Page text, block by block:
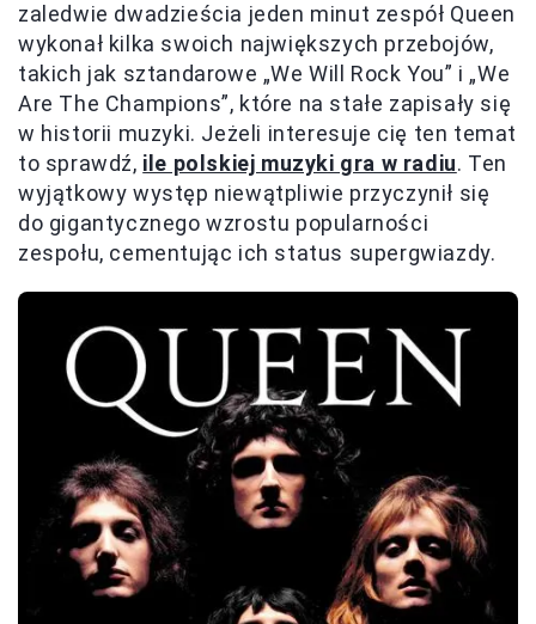
zaledwie dwadzieścia jeden minut zespół Queen
wykonał kilka swoich największych przebojów,
takich jak sztandarowe „We Will Rock You” i „We
Are The Champions”, które na stałe zapisały się
w historii muzyki. Jeżeli interesuje cię ten temat
to sprawdź, ile polskiej muzyki gra w radiu. Ten
wyjątkowy występ niewątpliwie przyczynił się
do gigantycznego wzrostu popularności
zespołu, cementując ich status supergwiazdy.